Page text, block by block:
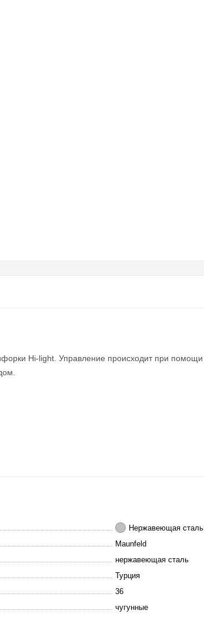
Hi-light. Управление происходит при
Нержавеющая сталь
Maunfeld
нержавеющая сталь
Турция
36
чугунные